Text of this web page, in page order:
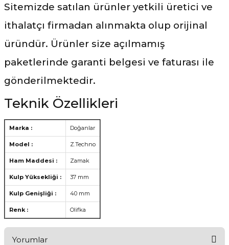
Sitemizde satılan ürünler yetkili üretici ve
ithalatçı firmadan alınmakta olup orijinal
üründür. Ürünler size açılmamış
paketlerinde garanti belgesi ve faturası ile
gönderilmektedir.
Teknik Özellikleri
Marka : Doğanlar
Model : Z.Techno
Ham Maddesi : Zamak
Kulp Yüksekliği : 37 mm
Kulp Genişliği : 40 mm
Renk : Olifka
Yorumlar